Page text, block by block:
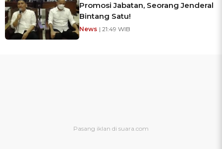
Promosi Jabatan, Seorang Jenderal
Bintang Satu!
News | 21:49 WIB